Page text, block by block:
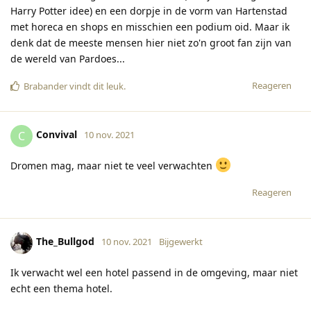
Harry Potter idee) en een dorpje in de vorm van Hartenstad
met horeca en shops en misschien een podium oid. Maar ik
denk dat de meeste mensen hier niet zo'n groot fan zijn van
de wereld van Pardoes...
Reageren
Brabandervindt dit leuk.
C Convival 10 nov. 2021
Dromen mag, maar niet te veel verwachten
Reageren
The_Bullgod 10 nov. 2021 Bijgewerkt
Ik verwacht wel een hotel passend in de omgeving, maar niet
echt een thema hotel.